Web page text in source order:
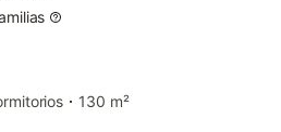
130 m²